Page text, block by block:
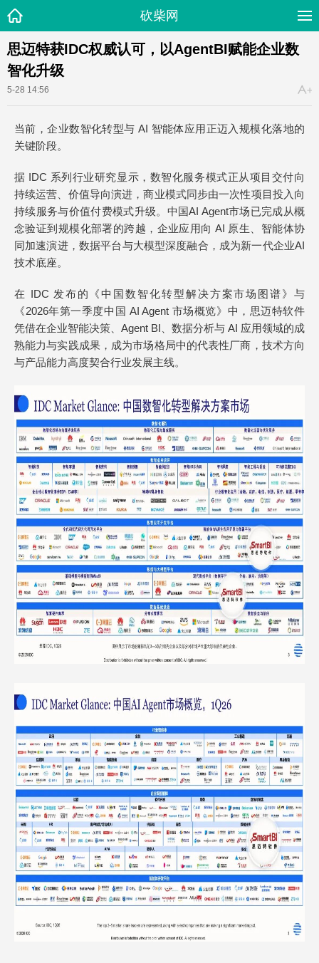
砍柴网
思迈特获IDC权威认可，以AgentBI赋能企业数
智化升级
5-28 14:56
当前，企业数智化转型与 AI 智能体应用正迈入规模化落地的
关键阶段。
据 IDC 系列行业研究显示，数智化服务模式正从项目交付向
持续运营、价值导向演进，商业模式同步由一次性项目投入向
持续服务与价值付费模式升级。中国AI Agent市场已完成从概
念验证到规模化部署的跨越，企业应用向 AI 原生、智能体协
同加速演进，数据平台与大模型深度融合，成为新一代企业AI
技术底座。
在 IDC 发布的《中国数智化转型解决方案市场图谱》与
《2026年第一季度中国 AI Agent 市场概览》中，思迈特软件
凭借在企业智能决策、Agent BI、数据分析与 AI 应用领域的成
熟能力与实践成果，成为市场格局中的代表性厂商，技术方向
与产品能力高度契合行业发展主线。